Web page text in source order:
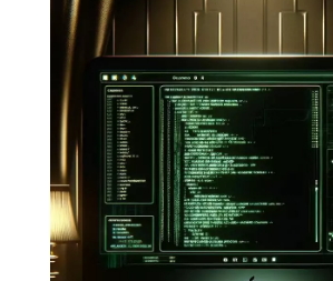
Sécuriser votre
vos applications
Votre image de marque
souffrir d'une attaque et
dégradation de vos services
Faites appel à des